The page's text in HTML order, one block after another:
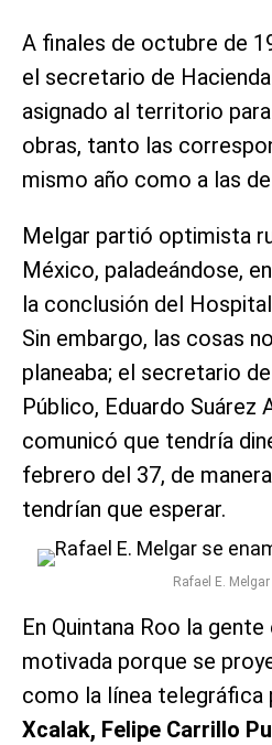
A finales de octubre de
el secretario de
asignado al territorio
obras, tanto las
mismo año como a las
Melgar partió optimista
México, paladeándose,
la conclusión del
Sin embargo, las cosas
planeaba; el secretario
Público, Eduardo Suárez
comunicó que tendría
febrero del 37, de
tendrían que esperar.
Rafael E.
En Quintana Roo la
motivada porque se
como la línea telegráfica
Xcalak, Felipe Carrillo